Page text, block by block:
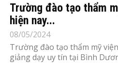
Trường đào tạo thẩm
hiện nay...
08/05/2024
Trường đào tạo thẩm mỹ
giảng dạy uy tín tại Bình